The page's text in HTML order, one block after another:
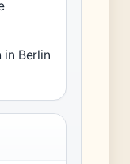
in Berlin